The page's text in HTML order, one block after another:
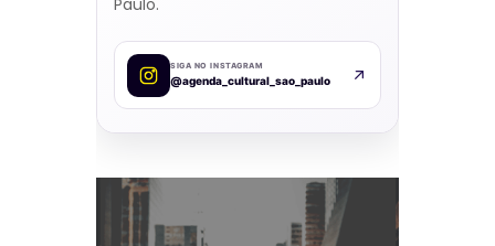
Paulo.
SIGA NO INSTAGRAM
@agenda_cultural_sao_paulo